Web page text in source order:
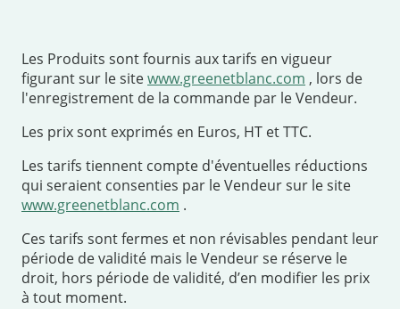
Les Produits sont fournis aux tarifs en vigueur
figurant sur le sitewww.greenetblanc.com , lors de
l'enregistrement de la commande par le Vendeur.
Les prix sont exprimés en Euros, HT et TTC.
Les tarifs tiennent compte d'éventuelles réductions
qui seraient consenties par le Vendeur sur le site
www.greenetblanc.com .
Ces tarifs sont fermes et non révisables pendant leur
période de validité mais le Vendeur se réserve le
droit, hors période de validité, d’en modifier les prix
à tout moment.